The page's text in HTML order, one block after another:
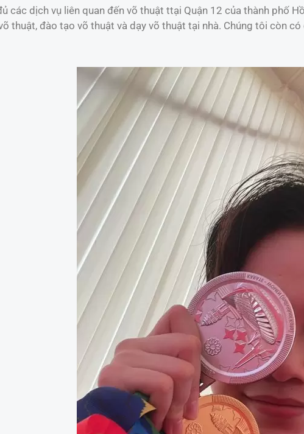
các dịch vụ liên quan đến võ thuật ttại Quận 12 của thành phố
thuật, đào tạo võ thuật và dạy võ thuật tại nhà. Chúng tôi còn